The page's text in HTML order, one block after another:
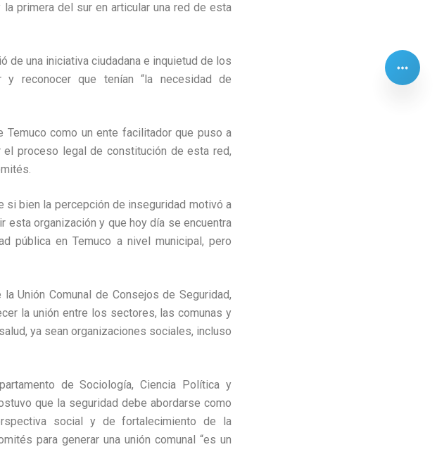
primera del sur en articular una red de esta
de una iniciativa ciudadana e inquietud de los
y reconocer que tenían “la necesidad de
como un ente facilitador que puso a
proceso legal de constitución de esta red,
bien la percepción de inseguridad motivó a
esta organización y que hoy día se encuentra
pública en Temuco a nivel municipal, pero
Unión Comunal de Consejos de Seguridad,
la unión entre los sectores, las comunas y
ya sean organizaciones sociales, incluso
de Sociología, Ciencia Política y
que la seguridad debe abordarse como
social y de fortalecimiento de la
para generar una unión comunal “es un